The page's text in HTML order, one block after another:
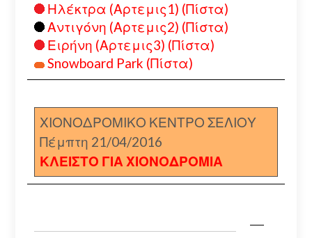
Ηλέκτρα (Αρτεμις1) (Πίστα)
Αντιγόνη (Αρτεμις2) (Πίστα)
Ειρήνη (Αρτεμις3) (Πίστα)
Snowboard Park (Πίστα)
ΧΙΟΝΟΔΡΟΜΙΚΟ ΚΕΝΤΡΟ ΣΕΛΙΟΥ
Πέμπτη 21/04/2016
ΚΛΕΙΣΤΟ ΓΙΑ ΧΙΟΝΟΔΡΟΜΙΑ